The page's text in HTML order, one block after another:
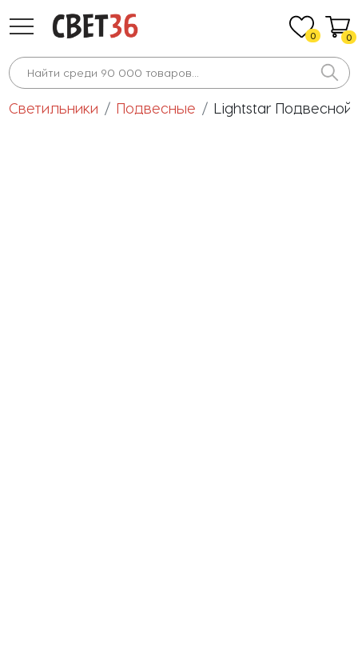
0 0
Светильники Подвесные Lightstar Подвесной